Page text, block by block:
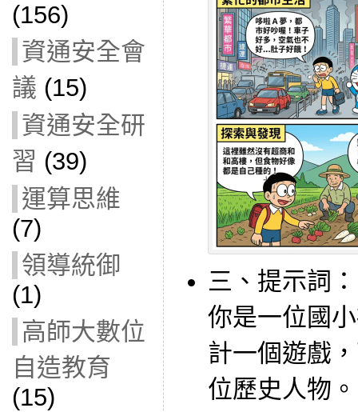
(156)
資通安全會
議 (15)
資通安全研
習 (39)
運算思維
(7)
領導統御
(1)
高師大數位
自造教育
(15)
三、提示詞：
你是一位國
計一個遊戲
位歷史人物。